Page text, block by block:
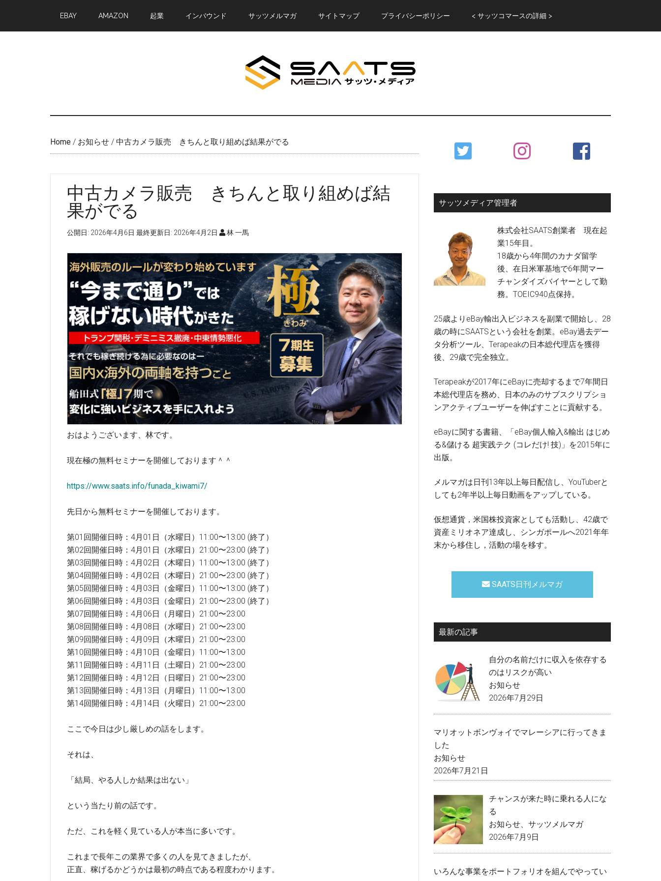
main
primary
EBAY AMAZON 起業 インバウンド サッツメルマガ サイトマップ プライバシーポリシー < サッツコマースの詳細 >
Home / お知らせ / 中古カメラ販売 きちんと取り組めば結果がでる
中古カメラ販売 きちんと取り組めば結
果がでる
公開日: 2026年4月6日 最終更新日: 2026年4月2日 林 一馬
おはようございます、林です。
現在極の無料セミナーを開催しております＾＾
https://www.saats.info/funada_kiwami7/
先日から無料セミナーを開催しております。
第01回開催日時：4月01日（水曜日）11:00〜13:00 (終了）
第02回開催日時：4月01日（水曜日）21:00〜23:00 (終了）
第03回開催日時：4月02日（木曜日）11:00〜13:00 (終了）
第04回開催日時：4月02日（木曜日）21:00〜23:00 (終了）
第05回開催日時：4月03日（金曜日）11:00〜13:00 (終了）
第06回開催日時：4月03日（金曜日）21:00〜23:00 (終了）
第07回開催日時：4月06日（月曜日）21:00〜23:00
第08回開催日時：4月08日（水曜日）21:00〜23:00
第09回開催日時：4月09日（木曜日）21:00〜23:00
第10回開催日時：4月10日（金曜日）11:00〜13:00
第11回開催日時：4月11日（土曜日）21:00〜23:00
第12回開催日時：4月12日（日曜日）21:00〜23:00
第13回開催日時：4月13日（月曜日）11:00〜13:00
第14回開催日時：4月14日（火曜日）21:00〜23:00
ここで今日は少し厳しめの話をします。
それは、
「結局、やる人しか結果は出ない」
という当たり前の話です。
ただ、これを軽く見ている人が本当に多いです。
これまで長年この業界で多くの人を見てきましたが、
正直、稼げるかどうかは最初の時点である程度わかります。
Primary
Sidebar
サッツメディア管理者
株式会社SAATS創業者 現在起
業15年目。
18歳から4年間のカナダ留学
後、在日米軍基地で6年間マー
チャンダイズバイヤーとして勤
務。TOEIC940点保持。
25歳よりeBay輸出入ビジネスを副業で開始し、28
歳の時にSAATSという会社を創業。eBay過去デー
タ分析ツール、Terapeakの日本総代理店を獲得
後、29歳で完全独立。
Terapeakが2017年にeBayに売却するまで7年間日
本総代理店を務め、日本のみのサブスクリプショ
ンアクティブユーザーを伸ばすことに貢献する。
eBayに関する書籍、「eBay個人輸入&輸出 はじめ
る&儲ける 超実践テク (コレだけ! 技)」を2015年に
出版。
メルマガは日刊13年以上毎日配信し、YouTuberと
しても2年半以上毎日動画をアップしている。
仮想通貨，米国株投資家としても活動し、42歳で
資産ミリオネア達成し、シンガポールへ2021年年
末から移住し，活動の場を移す。
SAATS日刊メルマガ
最新の記事
自分の名前だけに収入を依存する
のはリスクが高い
お知らせ
2026年7月29日
マリオットボンヴォイでマレーシアに行ってきま
した
お知らせ
2026年7月21日
チャンスが来た時に乗れる人にな
る
お知らせ
サッツメルマガ
2026年7月9日
いろんな事業をポートフォリオを組んでやってい